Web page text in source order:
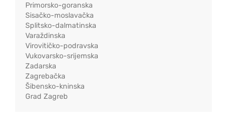
Primorsko-goranska
Sisačko-moslavačka
Splitsko-dalmatinska
Varaždinska
Virovitičko-podravska
Vukovarsko-srijemska
Zadarska
Zagrebačka
Šibensko-kninska
Grad Zagreb